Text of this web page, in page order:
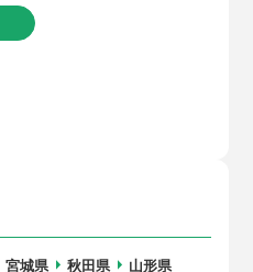
宮城県 秋田県
山形県